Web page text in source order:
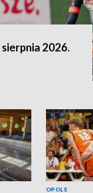
2026.
OPOLE